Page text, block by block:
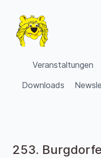
VVV Burgdorf
Veranstaltungen
Downloads
253.